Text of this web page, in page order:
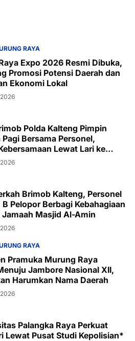
RAYA
Expo 2026 Resmi Dibuka,
Promosi Potensi Daerah dan
Ekonomi Lokal
Polda Kalteng Pimpin
Pagi Bersama Personel,
Lewat Lari ke
Brimob Kalteng, Personel
Pelopor Berbagi Kebahagiaan
Jamaah Masjid Al-Amin
RAYA
Pramuka Murung Raya
Jambore Nasional XII,
Harumkan Nama Daerah
Palangka Raya Perkuat
Lewat Pusat Studi Kepolisian*